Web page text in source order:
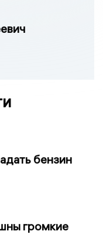
бензин
громкие